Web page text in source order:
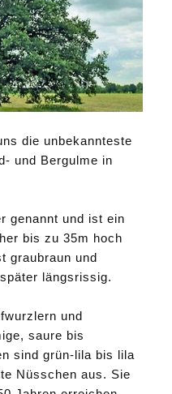
die unbekannteste
und Bergulme in
genannt und ist ein
bis zu 35m hoch
graubraun und
längsrissig.
und
saure bis
sind grün-lila bis lila
Nüsschen aus. Sie